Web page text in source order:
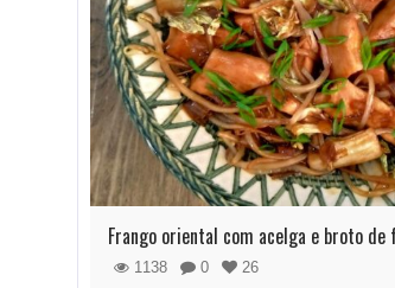
Frango oriental com acelga e broto de
1138 0
26